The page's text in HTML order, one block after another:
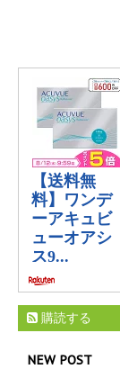
購読する
NEW POST